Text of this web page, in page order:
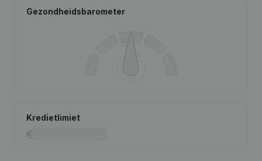
Gezondheidsbarometer
Kredietlimiet